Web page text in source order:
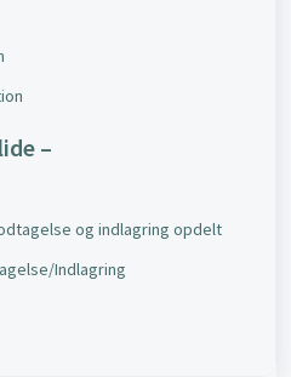
–
og indlagring opdelt
Indlagring